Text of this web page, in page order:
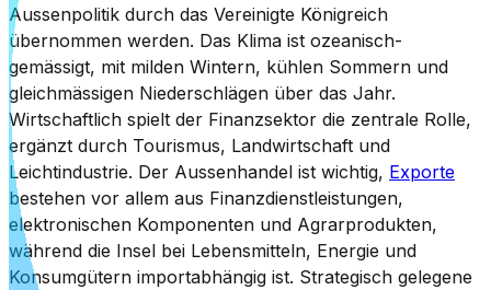
Aussenpolitik durch das Vereinigte Königreich
übernommen werden. Das Klima ist ozeanisch-
gemässigt, mit milden Wintern, kühlen Sommern und
gleichmässigen Niederschlägen über das Jahr.
Wirtschaftlich spielt der Finanzsektor die zentrale Rolle,
ergänzt durch Tourismus, Landwirtschaft und
Leichtindustrie. Der Aussenhandel ist wichtig, Exporte
bestehen vor allem aus Finanzdienstleistungen,
elektronischen Komponenten und Agrarprodukten,
während die Insel bei Lebensmitteln, Energie und
Konsumgütern importabhängig ist. Strategisch gelegene